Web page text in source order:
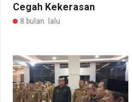
Cegah Kekerasan
8 bulan lalu